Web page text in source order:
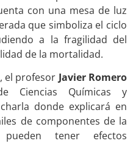
con una mesa de luz
que simboliza el ciclo
a la fragilidad del
de la mortalidad.
el profesor Javier Romero
Ciencias Químicas y
donde explicará en
de componentes de la
tener efectos